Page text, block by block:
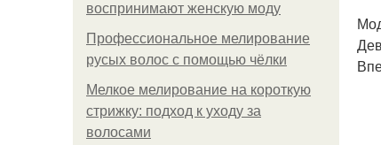
воспринимают женскую моду
Профессиональное мелирование
русых волос с помощью чёлки
Мелкое мелирование на короткую
стрижку: подход к уходу за
волосами